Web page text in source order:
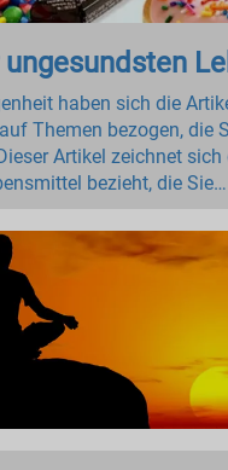
haben sich die
Themen bezogen, die
Artikel zeichnet
bezieht, die Sie…